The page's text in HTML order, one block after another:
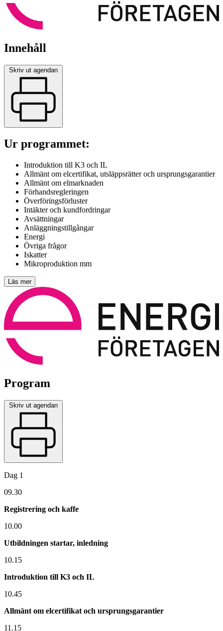
Innehåll
Skriv ut agendan
Ur programmet:
Introduktion till K3 och IL
Allmänt om elcertifikat, utsläppsrätter och ursprungsgarantier
Allmänt om elmarknaden
Förhandsregleringen
Överföringsförluster
Intäkter och kundfordringar
Avsättningar
Anläggningstillgångar
Energi
Övriga frågor
Iskatter
Mikroproduktion mm
Läs mer
Program
Skriv ut agendan
Dag 1
09.30
Registrering och kaffe
10.00
Utbildningen startar, inledning
10.15
Introduktion till K3 och IL
10.45
Allmänt om elcertifikat och ursprungsgarantier
11.15